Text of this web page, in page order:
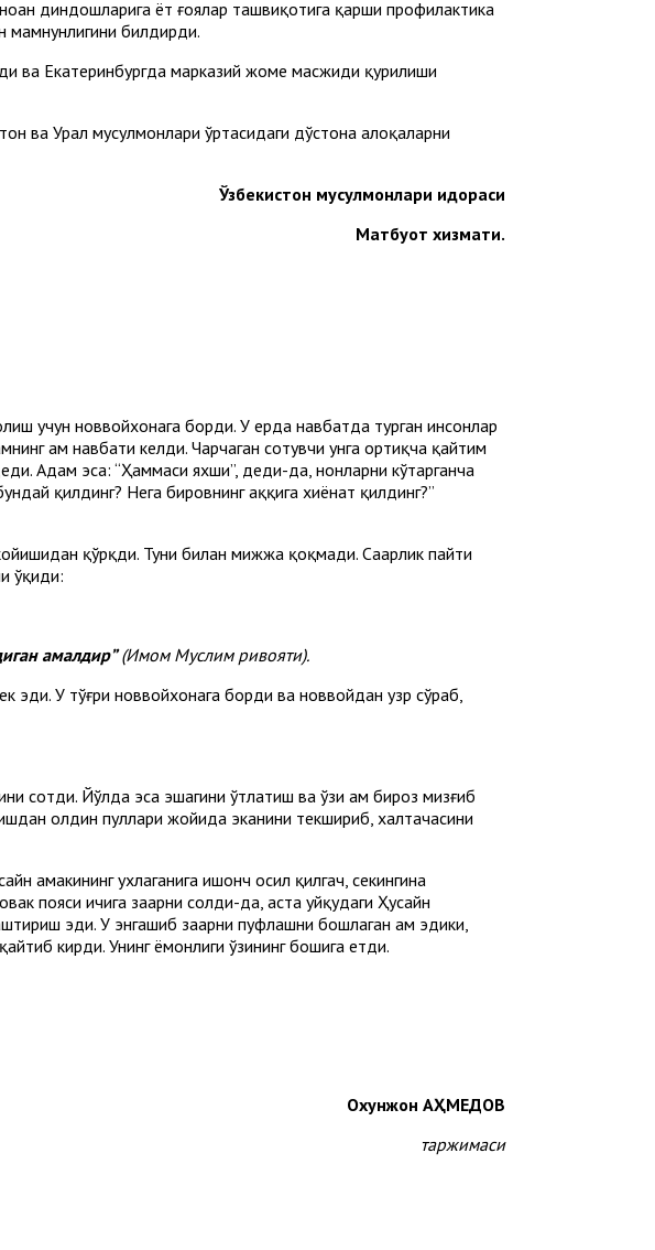
диндошларига ёт ғоялар ташвиқотига қарши профилактика
мамнунлигини билдирди.
ва Екатеринбургда марказий жоме масжиди қурилиши
ва Урал мусулмонлари ўртасидаги дўстона алоқаларни
Ўзбекистон мусулмонлари идораси
Матбуот хизмати.
учун новвойхонага борди. У ерда нав­батда турган инсонлар
ҳам навбати келди. Чарчаган сотувчи унга ортиқча қайтим
Адҳам эса: “Ҳаммаси яхши”, деди-да, нонларни кўтарганча
қилдинг? Нега бировнинг ҳаққига хиёнат қилдинг?”
қўрқди. Туни билан мижжа қоқмади. Саҳарлик пайти
ўқиди:
амалдир” (Имом Муслим ривояти).
эди. У тўғри новвойхонага борди ва новвойдан узр сўраб,
сотди. Йўлда эса эшагини ўтлатиш ва ўзи ҳам бироз мизғиб
олдин пуллари жойида эканини текшириб, халтачасини
амакининг ухлаганига ишонч ҳосил қилгач, секингина
пояси ичига заҳарни солди-да, аста уйқудаги Ҳусайн
эди. У энгашиб заҳарни пуфлашни бошлаган ҳам эдики,
кирди. Унинг ёмонлиги ўзининг бошига етди.
Охунжон АҲМЕДОВ
таржимаси